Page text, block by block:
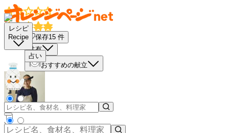
レシピ
Recipe
占い
保存15 件
共有
おすすめの献立